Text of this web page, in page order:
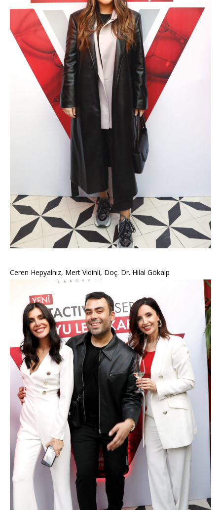
Ceren Hepyalnız, Mert Vidinli, Doç. Dr. Hilal Gökalp